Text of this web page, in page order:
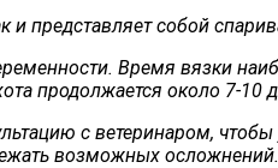
представляет собой
Время вязки
продолжается около 7-10
с ветеринаром,
возможных осложнений.